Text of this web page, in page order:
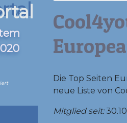
Die Top Seiten
neue Liste von
Mitglied seit: